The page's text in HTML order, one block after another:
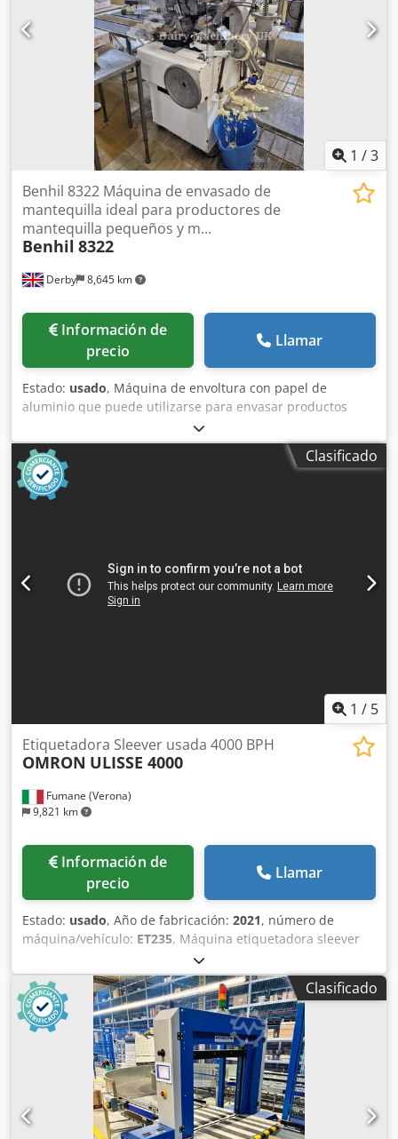
minuto.
1 /3
Derby 8,645 km
Benhil 8322 Máquina de envasado de
mantequilla ideal para productores de
mantequilla pequeños y m...
Benhil 8322
Información de
precio
Llamar
Estado: usado, Máquina de envoltura con papel de
aluminio que puede utilizarse para envasar productos
mantequilla, grasa, margarina, tvorog o queso cottage en
papel de aluminio o pergamino. El formato de la máquina
es tamaño estándar: 250 gramos, 100 x 75 x 35 mm,
plegado inferior. Capacidad: hasta 40 porciones por
minuto. La mantequilla se alimenta a través de un
alimentación del papel, para controlar la posición exacta
de la impresión en el foil. Transportador de salida. Tipo
de máquina: Máquina de envasado de mantequilla
Clasificado
1 / 5
Fumane (Verona)
9,821 km
Etiquetadora Sleever usada 4000 BPH
OMRON ULISSE 4000
Información de
precio
Llamar
Estado: usado, Año de fabricación: 2021, número de
máquina/vehículo: ET235, Máquina etiquetadora sleever
usada 4000 BPHEspecificaciones técnicas y datos de
rendimientoLa ULISSE 4000 es una máquina automática de
sleeveado desarrollada por Scaligera para la aplicación de
sleeves termorretráctiles de alta calidad en envases
cilíndricos. Fabricada en 2021, este equipo de segunda
mano está diseñado para su integración en una línea de
embotellado usada y en entornos de packaging industrial
para producción de bebidas. Su robusta construcción en
acero inoxidable AISI 304, la automatización Omron y el
sistema de corte de precisión garantizan una colocación
Clasificado